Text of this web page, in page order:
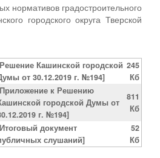
нормативов градостроительного
городского округа Тверской
Кашинской городской
от 30.12.2019 г. №194]
245
Кб
к Решению
городской Думы от
г. №194]
811
Кб
документ
слушаний]
52
Кб